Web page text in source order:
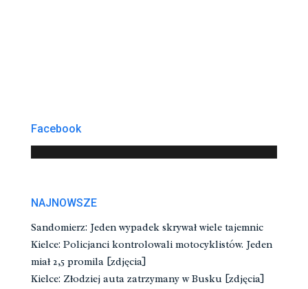
Facebook
NAJNOWSZE
Sandomierz: Jeden wypadek skrywał wiele tajemnic
Kielce: Policjanci kontrolowali motocyklistów. Jeden
miał 2,5 promila [zdjęcia]
Kielce: Złodziej auta zatrzymany w Busku [zdjęcia]